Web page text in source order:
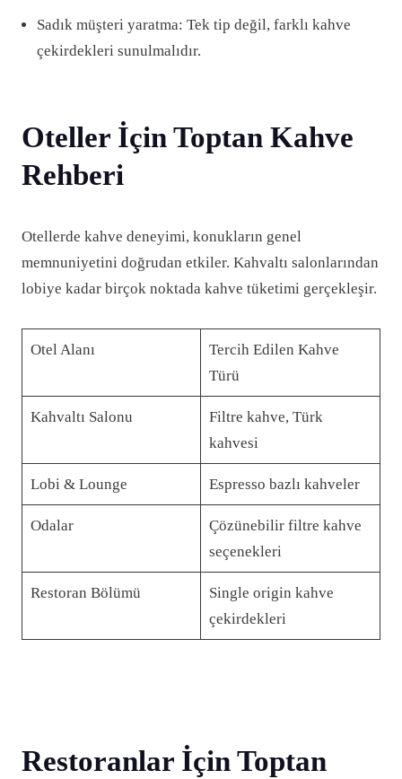
Sadık müşteri yaratma: Tek tip değil, farklı kahve
çekirdekleri sunulmalıdır.
Oteller İçin Toptan Kahve
Rehberi
Otellerde kahve deneyimi, konukların genel
memnuniyetini doğrudan etkiler. Kahvaltı salonlarından
lobiye kadar birçok noktada kahve tüketimi gerçekleşir.
Otel Alanı
Tercih Edilen Kahve
Türü
Kahvaltı Salonu
Filtre kahve, Türk
kahvesi
Lobi & Lounge Espresso bazlı kahveler
Odalar
Çözünebilir filtre kahve
seçenekleri
Restoran Bölümü
Single origin kahve
çekirdekleri
Restoranlar İçin Toptan